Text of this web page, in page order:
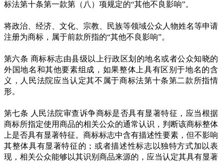
标法第十条第一款第（八）项规定的“其他不良影响”。
将政治、经济、文化、宗教、民族等领域公众人物姓名等申请
注册为商标，属于前款所指的“其他不良影响”。
第六条 商标标志由县级以上行政区划的地名或者公众知晓的
外国地名和其他要素组成，如果整体上具有区别于地名的含
义，人民法院应当认定其不属于商标法第十条第二款所指情
形。
第七条 人民法院审查诉争商标是否具有显著特征，应当根据
商标所指定使用商品的相关公众的通常认识，判断该商标整体
上是否具有显著特征。商标标志中含有描述性要素，但不影响
其整体具有显著特征的；或者描述性标志以独特方式加以表
现，相关公众能够以其识别商品来源的，应当认定其具有显著